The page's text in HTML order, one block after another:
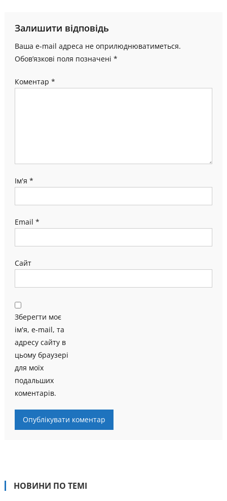
Залишити відповідь
Ваша e-mail адреса не оприлюднюватиметься.
Обов’язкові поля позначені *
Коментар *
Ім'я *
Email *
Сайт
Зберегти моє
ім'я, e-mail, та
адресу сайту в
цьому браузері
для моїх
подальших
коментарів.
НОВИНИ ПО ТЕМІ